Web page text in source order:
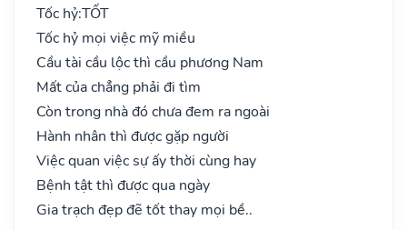
Tốc hỷ:TỐT
Tốc hỷ mọi việc mỹ miều
Cầu tài cầu lộc thì cầu phương Nam
Mất của chẳng phải đi tìm
Còn trong nhà đó chưa đem ra ngoài
Hành nhân thì được gặp người
Việc quan việc sự ấy thời cùng hay
Bệnh tật thì được qua ngày
Gia trạch đẹp đẽ tốt thay mọi bề..